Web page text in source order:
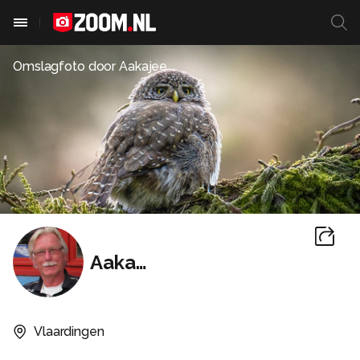
Omslagfoto doorAakajee
Aakajee
Vlaardingen